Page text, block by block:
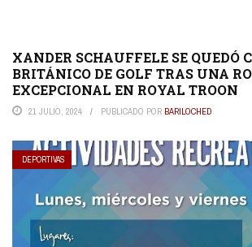
XANDER SCHAUFFELE SE QUEDÓ
BRITÁNICO DE GOLF TRAS UNA
EXCEPCIONAL EN ROYAL TROON
21 JULIO, 2024 PUBLICADO POR BARILOCHED
DEPORTIVAS